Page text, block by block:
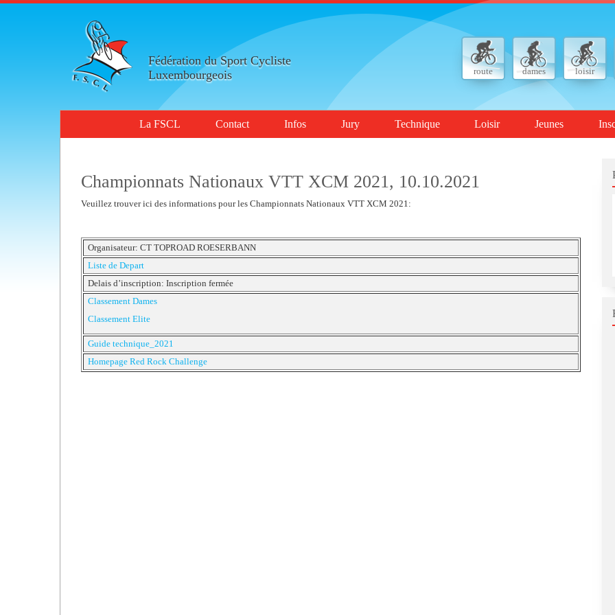
Fédération du Sport Cycliste
Luxembourgeois
route dames loisir
La FSCL Contact Infos Jury Technique Loisir Jeunes
Championnats Nationaux VTT XCM 2021, 10.10.2021
Veuillez trouver ici des informations pour les Championnats Nationaux VTT XCM 2021:
Organisateur: CT TOPROAD ROESERBANN
Liste de Depart
Delais d’inscription: Inscription fermée
Classement Dames
Classement Elite
Guide technique_2021
Homepage Red Rock Challenge